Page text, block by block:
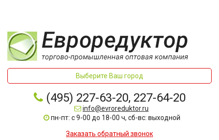
Выберите Ваш город
(495) 227-63-20, 227-64-20
info@evroreduktor.ru
пн-пт: с 9-00 до 18-00 ч, сб-вс: выходной
Заказать обратный звонок